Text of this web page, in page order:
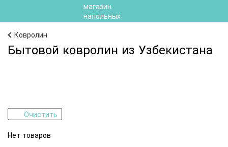
Ковролин
Бытовой ковролин из Узбекистана
Очистить
Нет товаров